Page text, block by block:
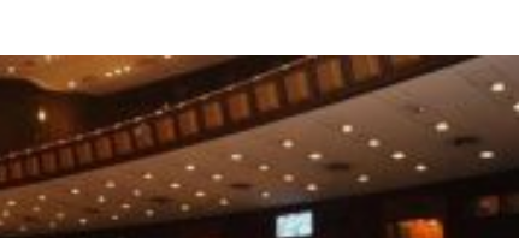
कार्यक्रम कार्यान्वयन एकाई जुम्लाको सुचना